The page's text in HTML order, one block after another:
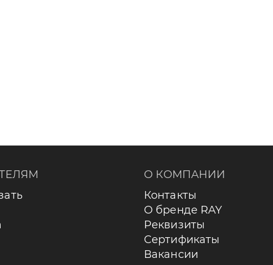
О КОМПАНИИ
Контакты
О бренде RAY
Реквизиты
Сертификаты
Вакансии